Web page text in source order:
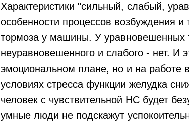
Характеристики "сильный, слабый,
особенности процессов возбуждения
тормоза у машины. У уравновешенных
неуравновешенного и слабого - нет. И
эмоциональном плане, но и на работе
условиях стресса функции желудка
человек с чувствительной НС будет
умные люди не подскажут